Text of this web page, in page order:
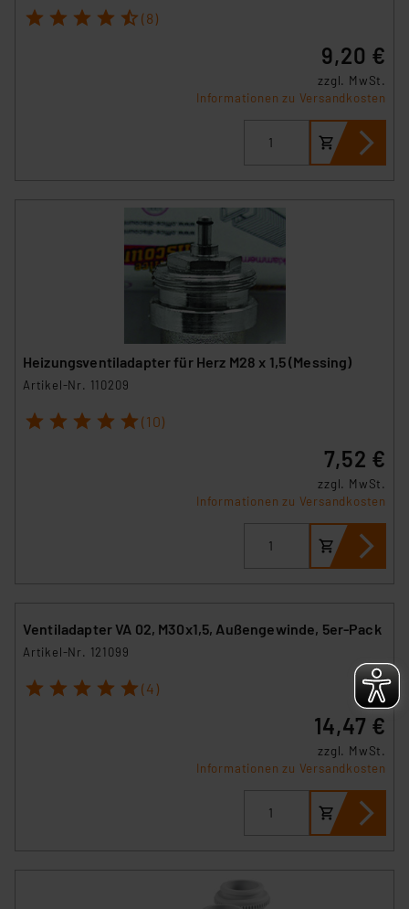
1 2 3 4 5 (8)
9,20 €
zzgl. MwSt.
Informationen zu Versandkosten
Heizungsventiladapter für Herz M28 x 1,5 (Messing)
Artikel-Nr. 110209
1 2 3 4 5 (10)
7,52 €
zzgl. MwSt.
Informationen zu Versandkosten
Ventiladapter VA 02, M30x1,5, Außengewinde, 5er-Pack
Artikel-Nr. 121099
1 2 3 4 5 (4)
14,47 €
zzgl. MwSt.
Informationen zu Versandkosten